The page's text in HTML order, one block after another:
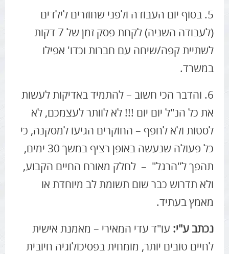
5. בסוף יום העבודה ולפני שחוזרים לילדים
(לעבודה השניה) לקחת פסק זמן של 7 דקות
לשתיית קפה/שיחה עם חברות וכדו' אפילו
במשרד.
6. והדבר הכי חשוב – להתמיד באדיקות לעשות
את כל הנ"ל יום יום !!! לא לוותר לעצמכם, לא
לסטות ולא לחפף – החוקרים הגיעו למסקנה, כי
כל פעולה שנעשה באופן רציף במשך 30 ימים,
תהפך ל"הרגל" – לחלק מאורח החיים הקבוע,
ולא תדרוש כבר שום תשומת לב מיוחדת או
מאמץ בעתיד.
נכתב ע"י: עו"ד עדי המאירי – מאמנת אישית
לחיים טובים יותר, מומחית בפסיכולוגיה חיובית